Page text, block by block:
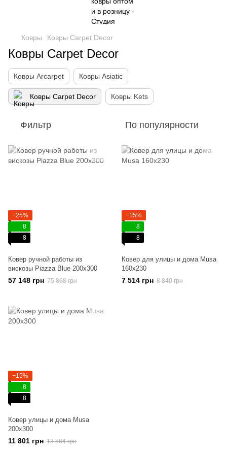
Ковры Ковры Carpet Decor
Ковры Carpet Decor
Ковры Arcarpet Ковры Asiatic
Ковры Carpet Decor Ковры Kets
Фильтр По популярности
−25%
8
8
Ковер ручной работы из
вискозы Piazza Blue 200x300
57 148 грн 75 868 грн
−15%
8
8
Ковер для улицы и дома Musa
160x230
7 514 грн 8 840 грн
−15%
8
8
Ковер улицы и дома Musa
200x300
11 801 грн 13 884 грн